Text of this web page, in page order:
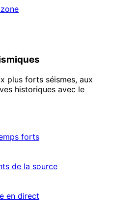
plus forts séismes, aux
historiques avec le
forts
de la source
en direct